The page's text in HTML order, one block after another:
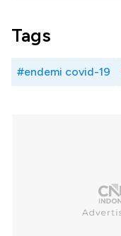
Tags
#endemi covid-19